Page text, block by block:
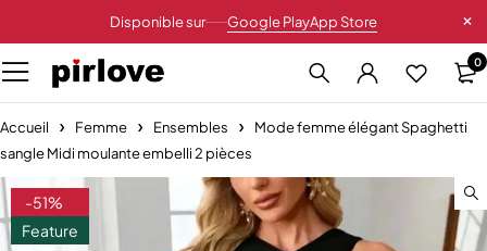
Disponible sur Google PlayApp Store
0
Accueil Femme Ensembles
Mode femme élégant Spaghetti
sangle Midi moulante embelli 2 pièces
-51%
Feature